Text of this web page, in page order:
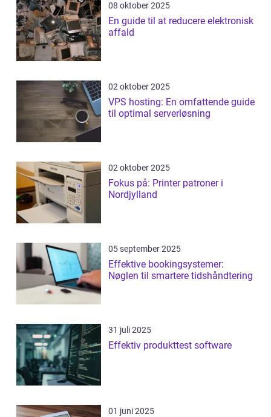
08 oktober 2025
En guide til at reducere elektronisk
affald
02 oktober 2025
VPS hosting: En omfattende guide
til optimal serverløsning
02 oktober 2025
Fokus på: Printer patroner i
Nordjylland
05 september 2025
Effektive bookingsystemer:
Nøglen til smartere tidshåndtering
31 juli 2025
Effektiv produkttest software
01 juni 2025